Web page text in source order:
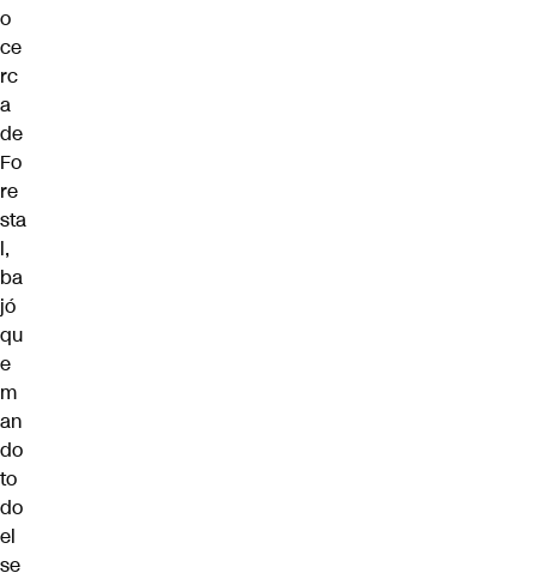
o
ce
rc
a
de
Fo
re
sta
l,
ba
jó
qu
e
m
an
do
to
do
el
se